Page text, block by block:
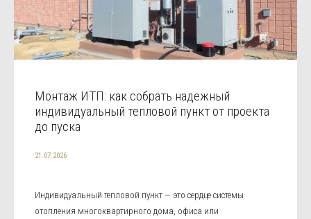
Монтаж ИТП: как собрать надежный
индивидуальный тепловой пункт от проекта
до пуска
21.07.2026
Индивидуальный тепловой пункт — это сердце системы
отопления многоквартирного дома, офиса или